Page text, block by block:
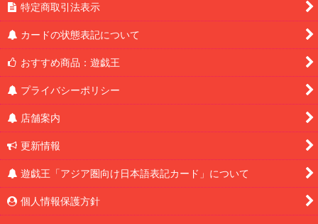
特定商取引法表示
カードの状態表記について
おすすめ商品：遊戯王
プライバシーポリシー
店舗案内
更新情報
遊戯王「アジア圏向け日本語表記カード」について
個人情報保護方針